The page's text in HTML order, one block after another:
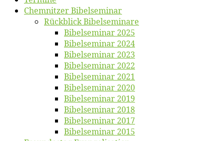
Chemnit­zer Bibelseminar
Rück­blick Bibelseminare
Bi­bel­se­mi­nar 2025
Bi­bel­se­mi­nar 2024
Bi­bel­se­mi­nar 2023
Bi­bel­se­mi­nar 2022
Bi­bel­se­mi­nar 2021
Bi­bel­se­mi­nar 2020
Bi­bel­se­mi­nar 2019
Bi­bel­se­mi­nar 2018
Bibelsemi­nar 2017
Bibelsemi­nar 2015